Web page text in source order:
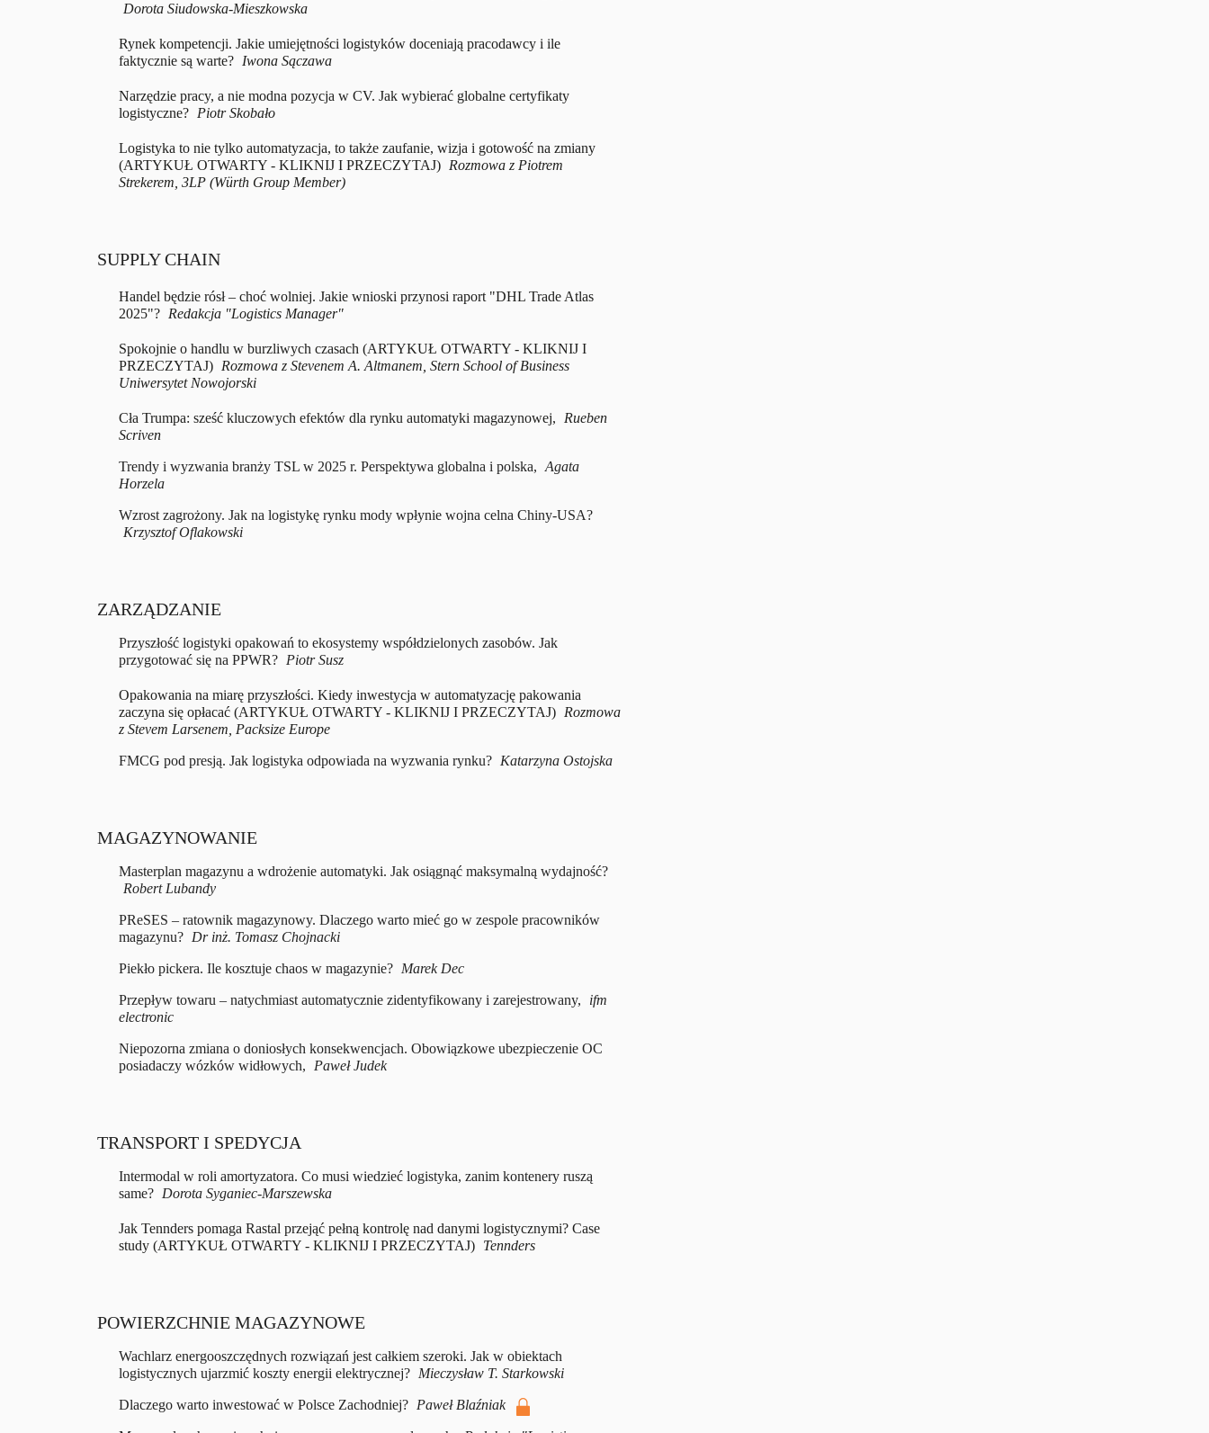
Dorota Siudowska-Mieszkowska
Rynek kompetencji. Jakie umiejętności logistyków doceniają pracodawcy i ile
faktycznie są warte?
Iwona Sączawa
Narzędzie pracy, a nie modna pozycja w CV. Jak wybierać globalne certyfikaty
logistyczne?
Piotr Skobało
Logistyka to nie tylko automatyzacja, to także zaufanie, wizja i gotowość na zmiany
(ARTYKUŁ OTWARTY - KLIKNIJ I PRZECZYTAJ)
Rozmowa z Piotrem
Strekerem, 3LP (Würth Group Member)
SUPPLY CHAIN
Handel będzie rósł – choć wolniej. Jakie wnioski przynosi raport "DHL Trade Atlas
2025"?
Redakcja "Logistics Manager"
Spokojnie o handlu w burzliwych czasach (ARTYKUŁ OTWARTY - KLIKNIJ I
PRZECZYTAJ)
Rozmowa z Stevenem A. Altmanem, Stern School of Business
Uniwersytet Nowojorski
Cła Trumpa: sześć kluczowych efektów dla rynku automatyki magazynowej,
Rueben
Scriven
Trendy i wyzwania branży TSL w 2025 r. Perspektywa globalna i polska, Agata
Horzela
Wzrost zagrożony. Jak na logistykę rynku mody wpłynie wojna celna Chiny-USA?
Krzysztof Oflakowski
ZARZĄDZANIE
Przyszłość logistyki opakowań to ekosystemy współdzielonych zasobów. Jak
przygotować się na PPWR?
Piotr Susz
Opakowania na miarę przyszłości. Kiedy inwestycja w automatyzację pakowania
zaczyna się opłacać (ARTYKUŁ OTWARTY - KLIKNIJ I PRZECZYTAJ)
Rozmowa
z Stevem Larsenem, Packsize Europe
FMCG pod presją. Jak logistyka odpowiada na wyzwania rynku? Katarzyna Ostojska
MAGAZYNOWANIE
Masterplan magazynu a wdrożenie automatyki. Jak osiągnąć maksymalną wydajność?
Robert Lubandy
PReSES – ratownik magazynowy. Dlaczego warto mieć go w zespole pracowników
magazynu?
Dr inż. Tomasz Chojnacki
Piekło pickera. Ile kosztuje chaos w magazynie? Marek Dec
Przepływ towaru – natychmiast automatycznie zidentyfikowany i zarejestrowany,
ifm
electronic
Niepozorna zmiana o doniosłych konsekwencjach. Obowiązkowe ubezpieczenie OC
posiadaczy wózków widłowych,
Paweł Judek
TRANSPORT I SPEDYCJA
Intermodal w roli amortyzatora. Co musi wiedzieć logistyka, zanim kontenery ruszą
same?
Dorota Syganiec-Marszewska
Jak Tennders pomaga Rastal przejąć pełną kontrolę nad danymi logistycznymi? Case
study (ARTYKUŁ OTWARTY - KLIKNIJ I PRZECZYTAJ)
Tennders
POWIERZCHNIE MAGAZYNOWE
Wachlarz energooszczędnych rozwiązań jest całkiem szeroki. Jak w obiektach
logistycznych ujarzmić koszty energii elektrycznej?
Mieczysław T. Starkowski
Dlaczego warto inwestować w Polsce Zachodniej? Paweł Blaźniak